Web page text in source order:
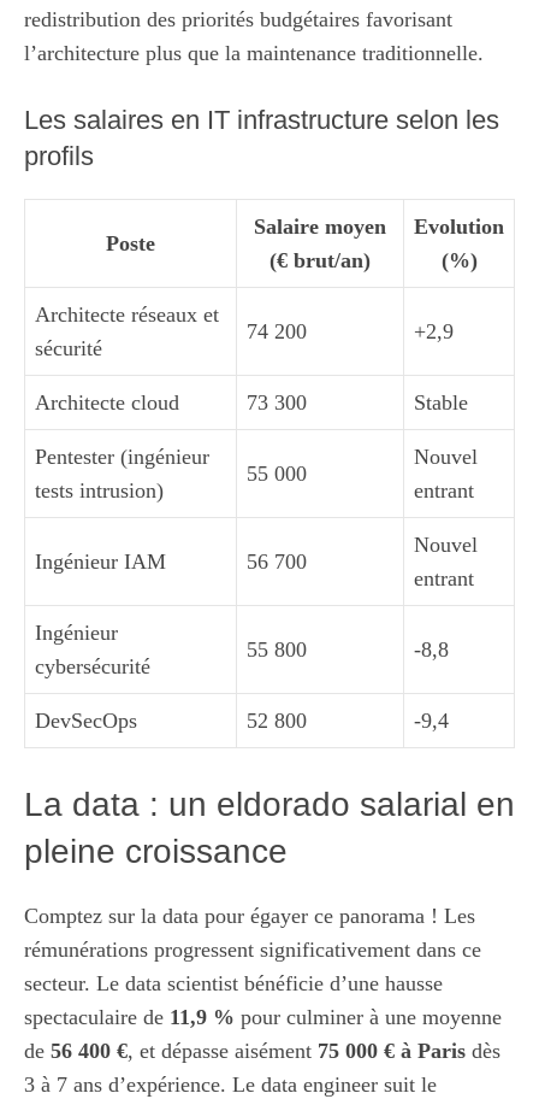
redistribution des priorités budgétaires favorisant
l’architecture plus que la maintenance traditionnelle.
Les salaires en IT infrastructure selon les
profils
Poste
Salaire moyen
(€ brut/an)
Evolution
(%)
Architecte réseaux et
sécurité
74 200 +2,9
Architecte cloud 73 300 Stable
Pentester (ingénieur
tests intrusion)
55 000
Nouvel
entrant
Ingénieur IAM 56 700
Nouvel
entrant
Ingénieur
cybersécurité
55 800 -8,8
DevSecOps 52 800 -9,4
La data : un eldorado salarial en
pleine croissance
Comptez sur la data pour égayer ce panorama ! Les
rémunérations progressent significativement dans ce
secteur. Le data scientist bénéficie d’une hausse
spectaculaire de 11,9 % pour culminer à une moyenne
de 56 400 €, et dépasse aisément 75 000 € à Paris dès
3 à 7 ans d’expérience. Le data engineer suit le